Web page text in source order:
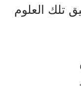
تلك العلوم